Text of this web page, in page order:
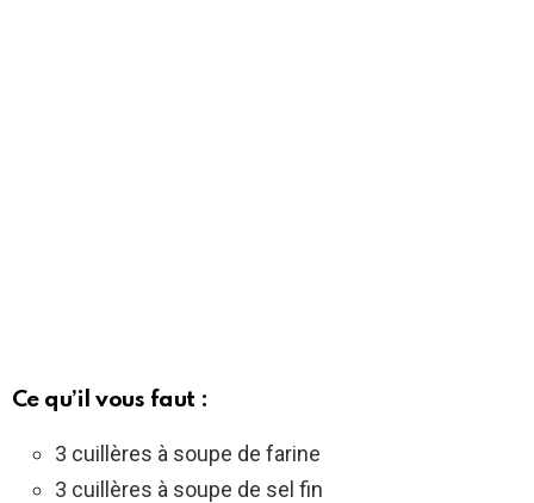
Ce qu’il vous faut :
3 cuillères à soupe de farine
3 cuillères à soupe de sel fin